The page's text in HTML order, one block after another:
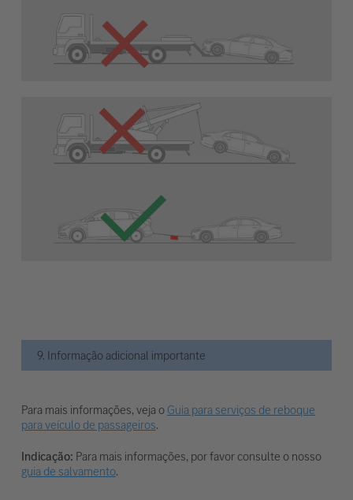
9. Informação adicional importante
Para mais informações, veja oGuia para serviços de reboque
para veículo de passageiros.
Indicação: Para mais informações, por favor consulte o nosso
guia de salvamento.